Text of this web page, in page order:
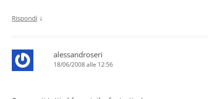
Rispondi ↓
alessandroseri
18/06/2008 alle 12:56